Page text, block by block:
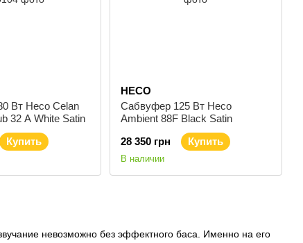
невозможно без эффектного баса. Именно на его
Вт Heco Celan
32 A White Satin
Купить
HECO
Сабвуфер 125 Вт Heco
Ambient 88F Black Satin
28 350 грн
Купить
В наличии